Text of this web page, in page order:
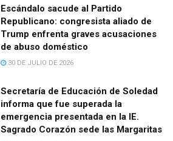
Escándalo sacude al Partido
Republicano: congresista aliado de
Trump enfrenta graves acusaciones
de abuso doméstico
30 DE JULIO DE 2026
Secretaría de Educación de Soledad
informa que fue superada la
emergencia presentada en la IE.
Sagrado Corazón sede las Margaritas